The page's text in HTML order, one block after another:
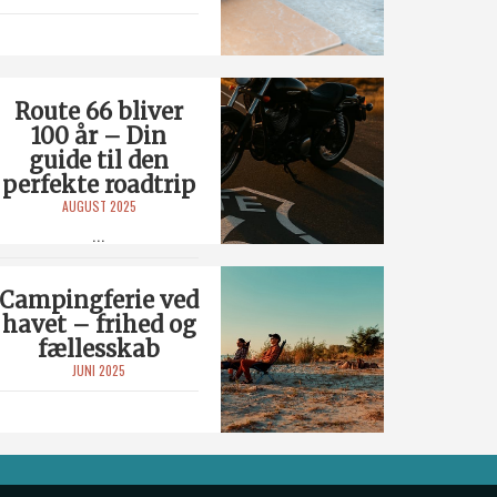
Route 66 bliver
100 år – Din
guide til den
perfekte roadtrip
AUGUST 2025
...
Campingferie ved
havet – frihed og
fællesskab
JUNI 2025